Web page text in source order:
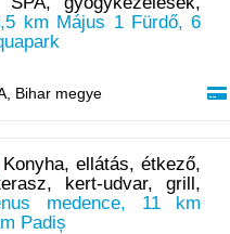
km Május 1 Fürdő, 6
Bihar megye
Konyha, ellátás, étkező,
kert-udvar, grill,
medence, 11 km
Padiș